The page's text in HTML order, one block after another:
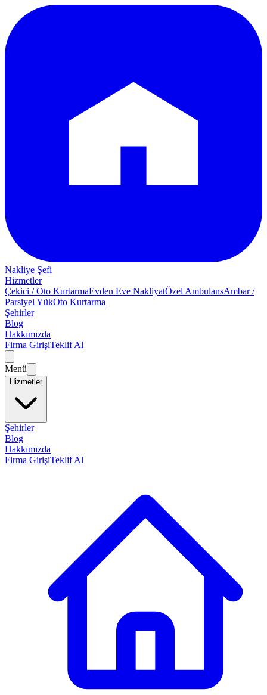
Nakliye Şefi
Hizmetler
Çekici / Oto KurtarmaEvden Eve NakliyatÖzel AmbulansAmbar /
Parsiyel YükOto Kurtarma
Şehirler
Blog
Hakkımızda
Firma GirişiTeklif Al
Menü
Hizmetler
Şehirler
Blog
Hakkımızda
Firma GirişiTeklif Al